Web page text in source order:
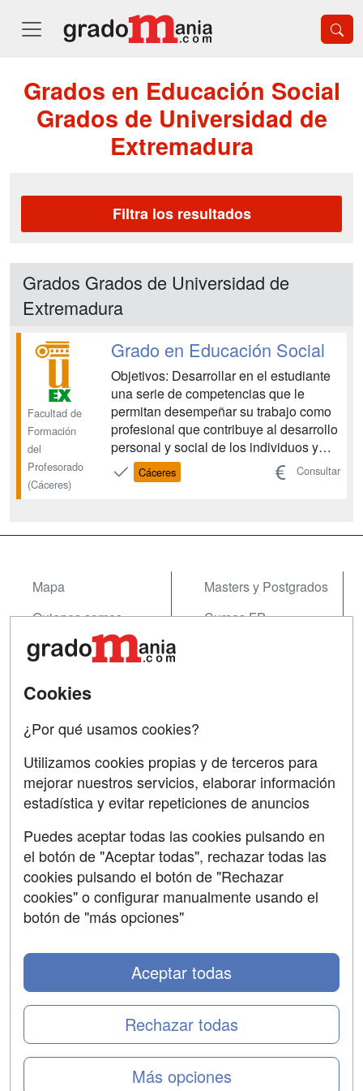
Grados en Educación Social
Grados de Universidad de
Extremadura
Filtra los resultados
Grados Grados de Universidad de
Extremadura
Facultad de
Formación
del
Profesorado
(Cáceres)
Grado en Educación Social
Objetivos: Desarrollar en el estudiante
una serie de competencias que le
permitan desempeñar su trabajo como
profesional que contribuye al desarrollo
personal y social de los individuos y
grupos y su participación en la
comunidad. Facilitar a los estudiantes
cabo funciones educativas y s...
Cáceres Consultar
Mapa
Quienes somos
Tarifas publicidad
Masters y Postgrados
Cursos FP
Contactar
Confidencialidad
Copyleft
SÍGUENOS EN:
Cookies
¿Por qué usamos cookies?
Utilizamos cookies propias y de terceros para
mejorar nuestros servicios, elaborar información
estadística y evitar repeticiones de anuncios
Puedes aceptar todas las cookies pulsando en
el botón de "Aceptar todas", rechazar todas las
cookies pulsando el botón de "Rechazar
cookies" o configurar manualmente usando el
botón de "más opciones"
Más opciones
Rechazar todas
Aceptar todas